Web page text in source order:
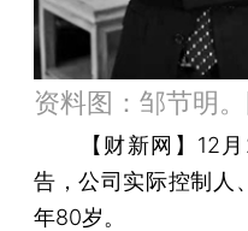
资料图：邹节明
【财新网】 12
告，公司实际控制人
年80岁。